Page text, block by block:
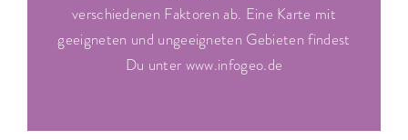
verschiedenen Faktoren ab. Eine Karte mit
geeigneten und ungeeigneten Gebieten findest
Du unter www.infogeo.de